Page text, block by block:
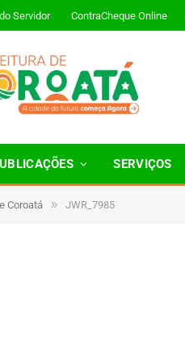
Servidor ContraCheque Online
SERVIÇOS
Coroatá » JWR_7985